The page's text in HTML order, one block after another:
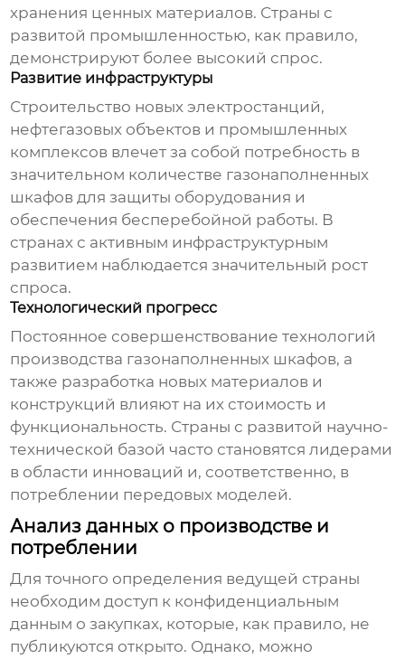
хранения ценных материалов. Страны с
развитой промышленностью, как правило,
демонстрируют более высокий спрос.
Развитие инфраструктуры
Строительство новых электростанций,
нефтегазовых объектов и промышленных
комплексов влечет за собой потребность в
значительном количестве газонаполненных
шкафов для защиты оборудования и
обеспечения бесперебойной работы. В
странах с активным инфраструктурным
развитием наблюдается значительный рост
спроса.
Технологический прогресс
Постоянное совершенствование технологий
производства газонаполненных шкафов, а
также разработка новых материалов и
конструкций влияют на их стоимость и
функциональность. Страны с развитой научно-
технической базой часто становятся лидерами
в области инноваций и, соответственно, в
потреблении передовых моделей.
Анализ данных о производстве и
потреблении
Для точного определения ведущей страны
необходим доступ к конфиденциальным
данным о закупках, которые, как правило, не
публикуются открыто. Однако, можно